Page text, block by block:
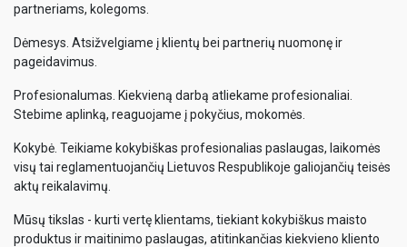
partneriams, kolegoms.
Dėmesys. Atsižvelgiame į klientų bei partnerių nuomonę ir
pageidavimus.
Profesionalumas. Kiekvieną darbą atliekame profesionaliai.
Stebime aplinką, reaguojame į pokyčius, mokomės.
Kokybė. Teikiame kokybiškas profesionalias paslaugas, laikomės
visų tai reglamentuojančių Lietuvos Respublikoje galiojančių teisės
aktų reikalavimų.
Mūsų tikslas - kurti vertę klientams, tiekiant kokybiškus maisto
produktus ir maitinimo paslaugas, atitinkančias kiekvieno kliento